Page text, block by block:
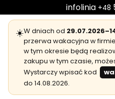
infolinia +48
☀️W dniach od
przerwa wakacyjna w
w tym okresie będą
zakupu w tym czasie,
Wystarczy wpisać kod
do 14.08.2026.